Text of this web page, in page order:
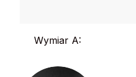
Wymiar A: